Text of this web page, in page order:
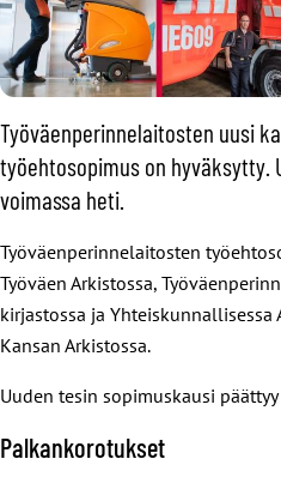
Työväenperinnelaitosten uusi
työehtosopimus on hyväksytty.
voimassa heti.
Työväenperinnelaitosten
Työväen Arkistossa,
kirjastossa ja Yhteiskunnallisessa
Kansan Arkistossa.​
Uuden tesin sopimuskausi
Palkankorotukset